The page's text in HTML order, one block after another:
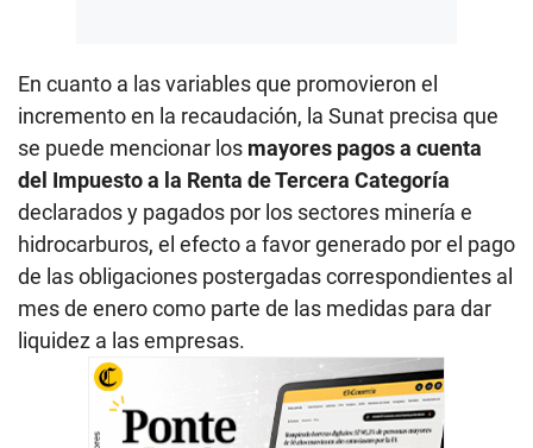
En cuanto a las variables que promovieron el
incremento en la recaudación, la Sunat precisa que
se puede mencionar los mayores pagos a cuenta
del Impuesto a la Renta de Tercera Categoría
declarados y pagados por los sectores minería e
hidrocarburos, el efecto a favor generado por el pago
de las obligaciones postergadas correspondientes al
mes de enero como parte de las medidas para dar
liquidez a las empresas.